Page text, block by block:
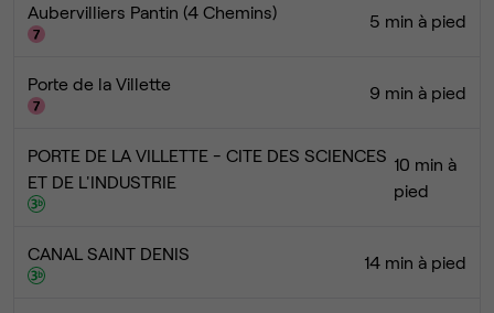
Aubervilliers Pantin (4 Chemins) 5 min à pied
Porte de la Villette 9 min à pied
PORTE DE LA VILLETTE - CITE DES SCIENCES
ET DE L'INDUSTRIE
10 min à
pied
CANAL SAINT DENIS 14 min à pied